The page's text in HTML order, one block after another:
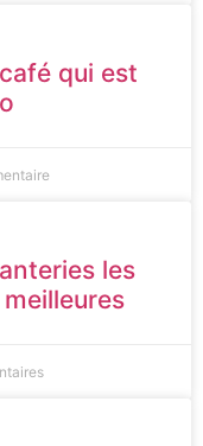
qui est
les